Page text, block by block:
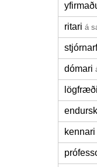
ritari á
dómari
kennari